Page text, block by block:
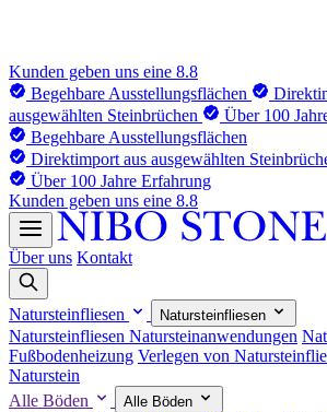
Kunden geben uns eine 8.8
Begehbare Ausstellungsflächen
ausgewählten Steinbrüchen
Über 100
Begehbare Ausstellungsflächen
Direktimport aus ausgewählten
Über 100 Jahre Erfahrung
Kunden geben uns eine 8.8
Über uns Kontakt
Natursteinfliesen Natursteinfliesen
Natursteinfliesen Natursteinanwendungen
Fußbodenheizung Verlegen von
Naturstein
Alle Böden
Alle Böden